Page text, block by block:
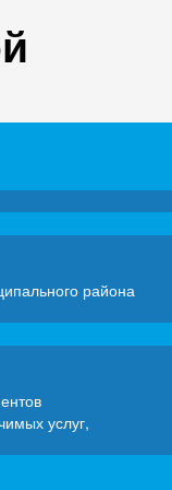
района
услуг,